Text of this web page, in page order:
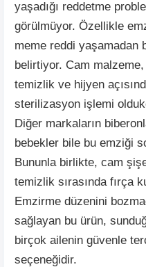
yaşadığı reddetme
görülmüyor. Özellikle
meme reddi yaşamadan
belirtiyor. Cam
temizlik ve hijyen
sterilizasyon işlemi
Diğer markaların
bebekler bile bu emziği
Bununla birlikte, cam
temizlik sırasında fırça
Emzirme düzenini
sağlayan bu ürün,
birçok ailenin güvenle
seçeneğidir.